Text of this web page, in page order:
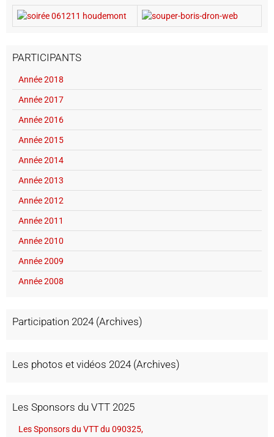
PARTICIPANTS
Année 2018
Année 2017
Année 2016
Année 2015
Année 2014
Année 2013
Année 2012
Année 2011
Année 2010
Année 2009
Année 2008
Participation 2024 (Archives)
Les photos et vidéos 2024 (Archives)
Les Sponsors du VTT 2025
Les Sponsors du VTT du 090325,